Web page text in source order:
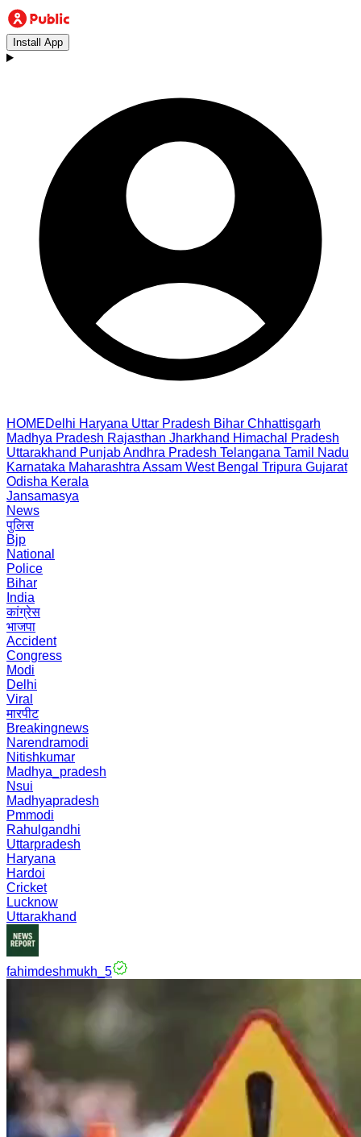
Install App
HOMEDelhi Haryana Uttar Pradesh Bihar Chhattisgarh
Madhya Pradesh Rajasthan Jharkhand Himachal Pradesh
Uttarakhand PunjabAndhra Pradesh Telangana Tamil Nadu
Karnataka Maharashtra Assam West Bengal Tripura Gujarat
Odisha Kerala
Jansamasya
News
पुलिस
Bjp
National
Police
Bihar
India
कांग्रेस
भाजपा
Accident
Congress
Modi
Delhi
Viral
मारपीट
Breakingnews
Narendramodi
Nitishkumar
Madhya_pradesh
Nsui
Madhyapradesh
Pmmodi
Rahulgandhi
Uttarpradesh
Haryana
Hardoi
Cricket
Lucknow
Uttarakhand
fahimdeshmukh_5